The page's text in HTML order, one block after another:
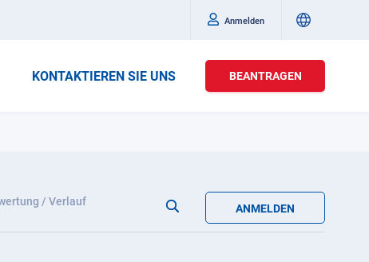
Anmelden
KONTAKTIEREN SIE UNS BEANTRAGEN
/ Verlauf
ANMELDEN